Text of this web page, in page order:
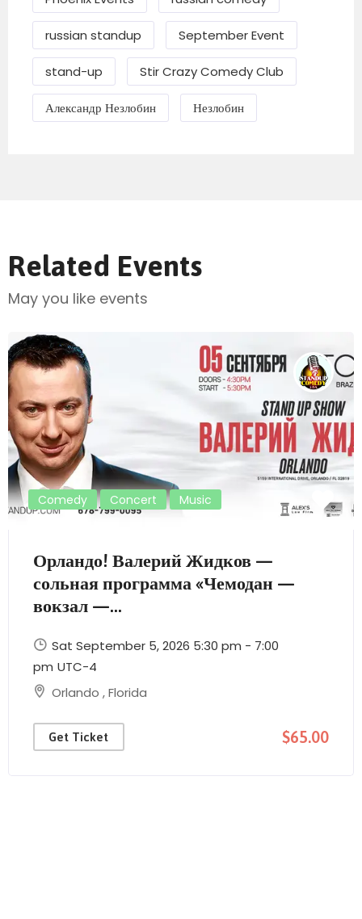
russian standup September Event
stand-up Stir Crazy Comedy Club
Александр Незлобин Незлобин
Related Events
May you like events
Comedy Concert Music
Орландо! Валерий Жидков —
сольная программа «Чемодан —
вокзал —...
Sat September 5, 2026 5:30 pm - 7:00
pm UTC-4
Orlando ,Florida
Get Ticket $65.00